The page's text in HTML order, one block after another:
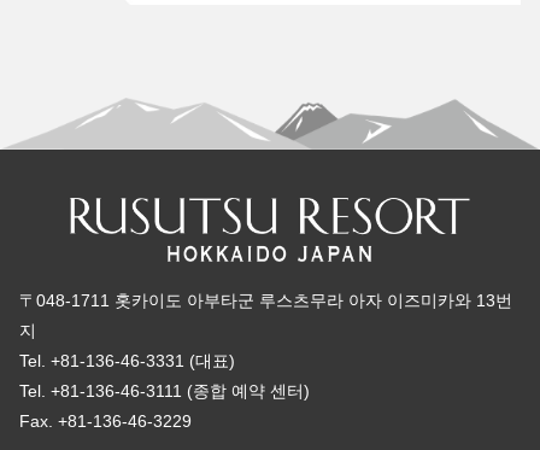
〒048-1711 홋카이도 아부타군 루스츠무라 아자 이즈미카와 13번
지
Tel. +81-136-46-3331 (대표)
Tel. +81-136-46-3111 (종합 예약 센터)
Fax. +81-136-46-3229